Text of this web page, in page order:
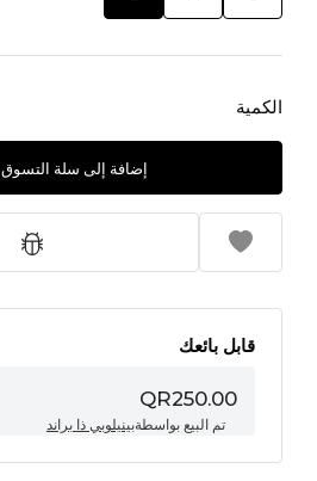
الكمية
إضافة إلى سلة التسوق
قابل بائعك
QR250.00
تم البيع بواسطةبينيلوبي ذا براند